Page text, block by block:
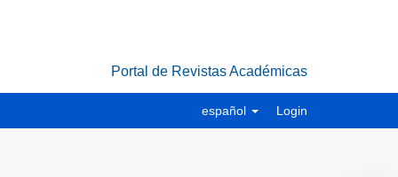
Portal de Revistas Académicas
español Login